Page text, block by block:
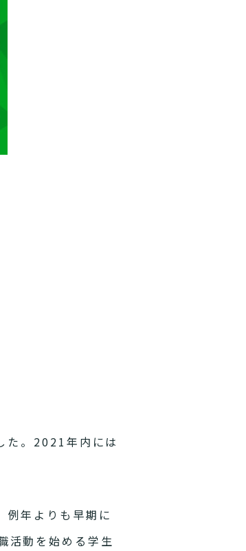
た。2021年内には
例年よりも早期に
活動を始める学生